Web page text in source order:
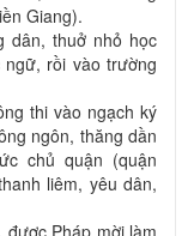
Giang).
dân, thuở nhỏ học
rồi vào trường
thi vào ngạch ký
ngôn, thăng dần
chủ quận (quận
liêm, yêu dân,
Pháp mời làm